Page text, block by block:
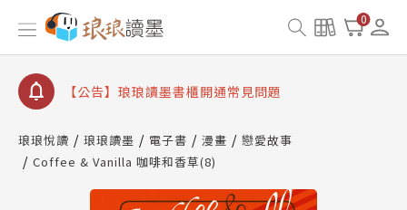
0
【公告】琅琅書店服務升級重要說明及資產合併結果
查詢
【公告】琅琅讀墨數位閱讀資產合併與書櫃開通申請
【公告】琅琅讀墨書櫃開通常見問題
請圖文教學
【公告】琅琅書店服務升級重要說明及資產合併結果
查詢
【公告】琅琅讀墨數位閱讀資產合併與書櫃開通申請
琅琅悅讀 琅琅讀墨 電子書 漫畫
戀愛故事
Coffee & Vanilla 咖啡和香草(8)